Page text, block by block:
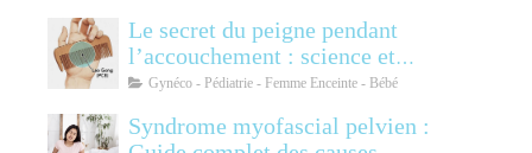
Le secret du peigne pendant
l’accouchement : science et
soulagement
Gynéco - Pédiatrie - Femme Enceinte - Bébé
Syndrome myofascial pelvien :